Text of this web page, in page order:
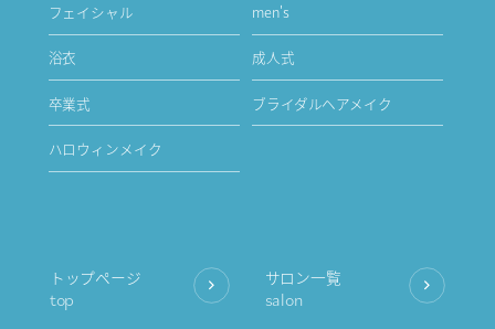
フェイシャル men's
浴衣 成人式
卒業式 ブライダルヘアメイク
ハロウィンメイク
トップページ
top
サロン一覧
salon